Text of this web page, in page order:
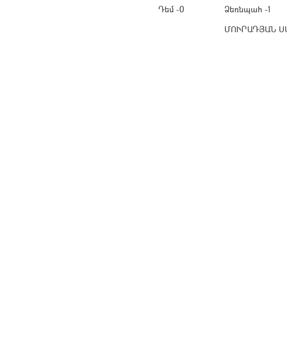
Դեմ -0
Ձեռնպահ -1
ՄՈՒՐԱԴՅԱՆ